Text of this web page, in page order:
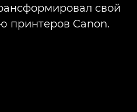
свой
принтеров Canon.